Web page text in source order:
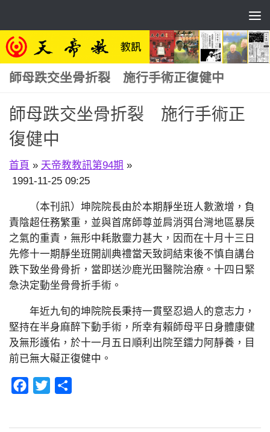
師母跌交坐骨折裂 施行手術正復健中
師母跌交坐骨折裂 施行手術正
復健中
首頁 » 天帝教教訊第94期 »
1991-11-25 09:25
（本刊訊）坤院院長由於本期靜坐班人數激增，負
責陰超任務繁重，並與首席師尊並肩消弭台灣地區暴戾
之氣的重責，無形中耗散靈力甚大，因而在十月十三日
先修十一期靜坐班開訓典禮當天致詞結束後不慎自講台
跌下致坐骨骨折，當即送沙鹿光田醫院治療。十四日緊
急決定動坐骨骨折手術。
年近九旬的坤院院長秉持一貫堅忍過人的意志力，
堅持在半身麻醉下動手術，所幸有賴師母平日身體康健
及無形護佑，於十一月五日順利出院至鐳力阿靜養，目
前已無大礙正復健中。
Facebook
Twitter